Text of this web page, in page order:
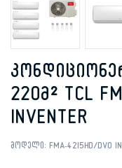
220მ² TCL
INVENTER
მოდელი: FMA-42I5HD/DVO